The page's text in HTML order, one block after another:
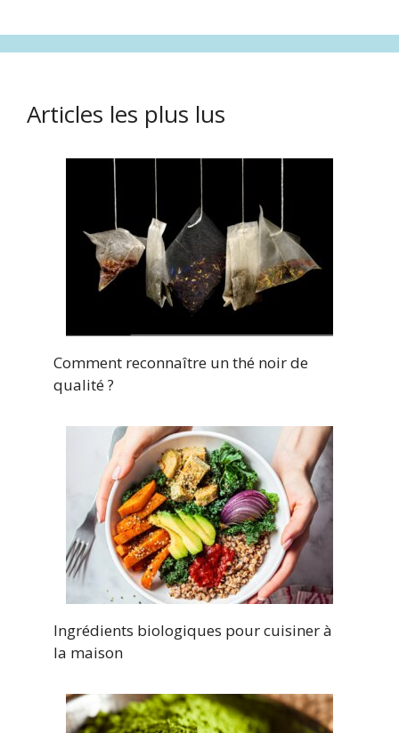
Articles les plus lus
Comment reconnaître un thé noir de
qualité ?
Ingrédients biologiques pour cuisiner à
la maison